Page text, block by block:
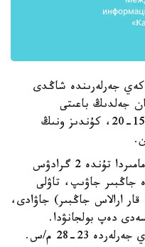
كەي جەرلەرىندە شاڭدى
جەلدىڭ باعىتى
وڭتۇستىككە اۋىسىپ، جىلدامدىعى 15-20، كۇندىز ونىڭ
شىعىس قازاقستان وبلىسىندا 31 - مامىردا تۇندە 2 گرادۋس
جاڭبىر جاۋىپ، تاۋلى
ارالاس جاڭبىر) جاۋادى،
دەپ بولجانۋدا.